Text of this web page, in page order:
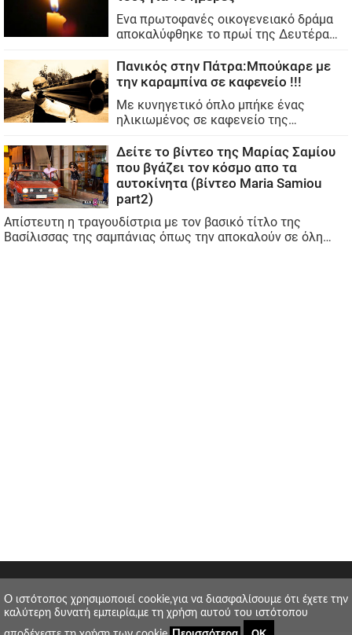
O ιστότοπος χρησιμοποιεί cookie,για να διασφαλίσουμε ότι έχετε την
καλύτερη δυνατή εμπειρία,με τη χρήση αυτού του ιστότοπου